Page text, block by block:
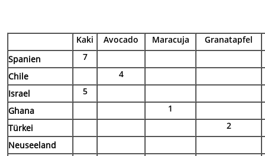
Kaki Avocado Maracuja
Granatapfel
Spanien
7
Chile
4
Israel
5
Ghana
1
Türkei
2
Neuseeland